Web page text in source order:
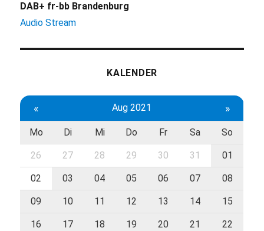
DAB+ fr-bb Brandenburg
Audio Stream
KALENDER
« Aug 2021 »
Mo Di Mi Do Fr Sa So
26 27 28 29 30 31 01
02 03 04 05 06 07 08
09 10 11 12 13 14 15
16 17 18 19 20 21 22